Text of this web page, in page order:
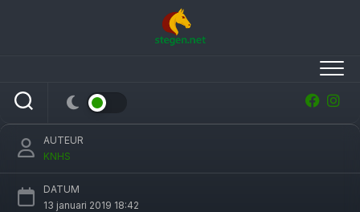
tweede in wereldbeker Basel
AUTEUR
KNHS
DATUM
13 januari 2019 18:42